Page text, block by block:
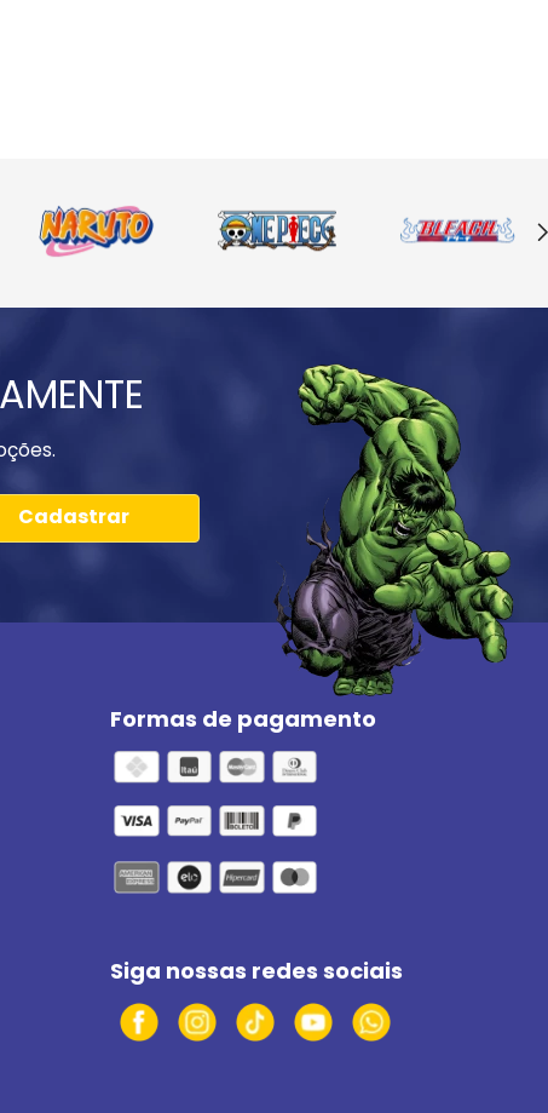
Cadastrar
Formas de pagamento
Siga nossas redes sociais